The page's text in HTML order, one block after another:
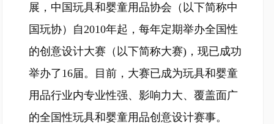
展，中国玩具和婴童用品协会（以下简称中
国玩协）自2010年起，每年定期举办全国性
的创意设计大赛（以下简称大赛)，现已成功
举办了16届。目前，大赛已成为玩具和婴童
用品行业内专业性强、影响力大、覆盖面广
的全国性玩具和婴童用品创意设计赛事。